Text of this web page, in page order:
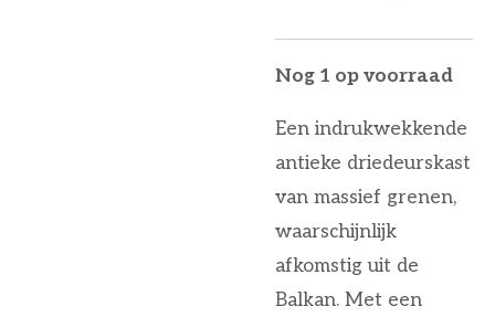
Nog 1 op voorraad
Een indrukwekkende
antieke driedeurskast
van massief grenen,
waarschijnlijk
afkomstig uit de
Balkan. Met een